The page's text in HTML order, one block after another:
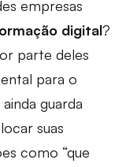
empresas
digital?
parte deles
para o
guarda
suas
como “que